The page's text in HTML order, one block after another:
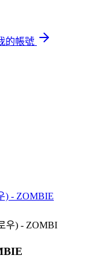
的帳號
) - ZOMBIE